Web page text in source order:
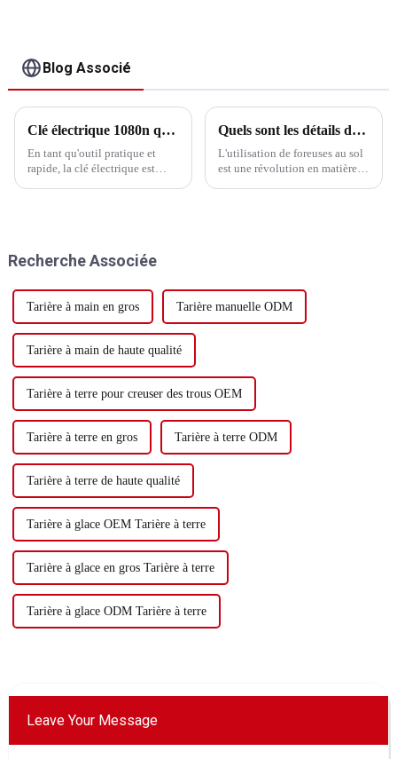
Blog Associé
Clé électrique 1080n quel couple de serrage
En tant qu'outil pratique et
rapide, la clé électrique est
électriques. Cet article
Quels sont les détails de l'utilisation des forets au sol ?
L'utilisation de foreuses au sol
est une révolution en matière
Recherche Associée
Tarière à main en gros Tarière manuelle ODM
Tarière à main de haute qualité
Tarière à terre pour creuser des trous OEM
Tarière à terre en gros Tarière à terre ODM
Tarière à terre de haute qualité
Tarière à glace OEM Tarière à terre
Tarière à glace en gros Tarière à terre
Tarière à glace ODM Tarière à terre
Leave Your Message